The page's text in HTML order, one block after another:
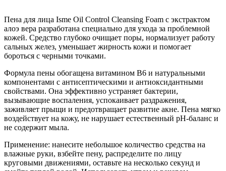
Пена для лица Isme Oil Control Cleansing Foam с экстрактом
алоэ вера разработана специально для ухода за проблемной
кожей. Средство глубоко очищает поры, нормализует работу
сальных желез, уменьшает жирность кожи и помогает
бороться с черными точками.
Формула пены обогащена витамином B6 и натуральными
компонентами с антисептическими и антиоксидантными
свойствами. Она эффективно устраняет бактерии,
вызывающие воспаления, успокаивает раздражения,
заживляет прыщи и предотвращает развитие акне. Пена мягко
воздействует на кожу, не нарушает естественный pH-баланс и
не содержит мыла.
Применение: нанесите небольшое количество средства на
влажные руки, взбейте пену, распределите по лицу
круговыми движениями, оставьте на несколько секунд и